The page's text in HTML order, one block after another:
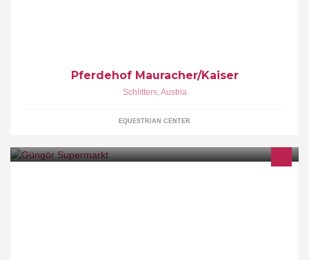
Pferdehof Mauracher/Kaiser
Schlitters,Austria
EQUESTRIAN CENTER